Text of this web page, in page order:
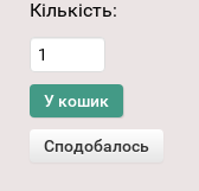
Кількість: